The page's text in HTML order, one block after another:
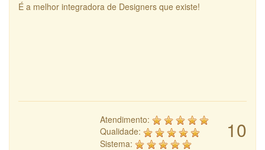
É a melhor integradora de Designers que existe!
10
Atendimento:
Qualidade:
Sistema: